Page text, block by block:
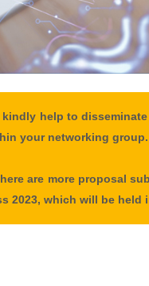
help to
your networking group.
are more proposal
2023, which will be held